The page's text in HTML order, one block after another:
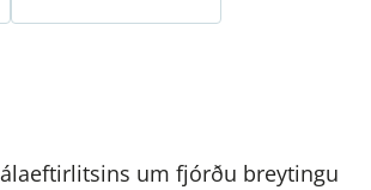
um fjórðu breytingu